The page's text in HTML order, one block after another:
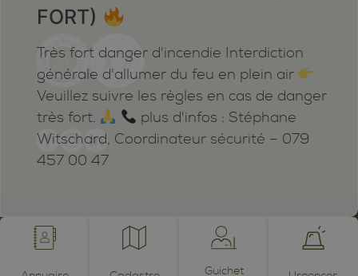
Guichet
powered by /BOOMERANG
photos by JEAN-CLAUDE ROH ©
FORT)
Très fort danger d'incendie Interdiction
générale d'allumer du feu en plein air
Veuillez suivre les règles en cas de danger
très fort.
plus d'infos : Stéphane
Witschard, Coordinateur sécurité – 079
457 00 47